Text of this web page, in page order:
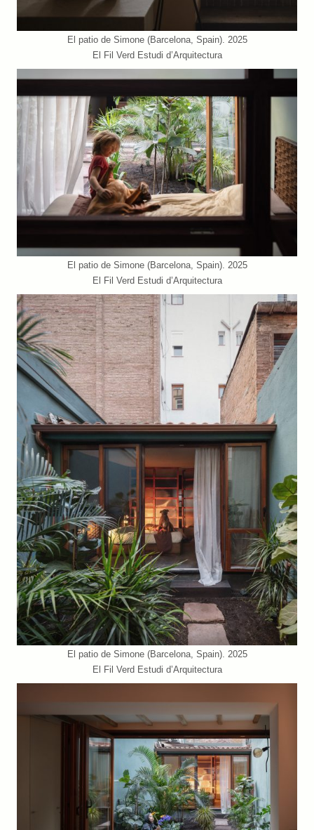
El patio de Simone (Barcelona, Spain). 2025
El Fil Verd Estudi d’Arquitectura
El patio de Simone (Barcelona, Spain). 2025
El Fil Verd Estudi d’Arquitectura
El patio de Simone (Barcelona, Spain). 2025
El Fil Verd Estudi d’Arquitectura